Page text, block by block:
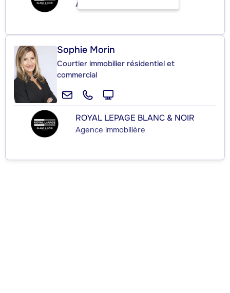
Agence immobilière
Sophie Morin
Courtier immobilier résidentiel et
commercial
ROYAL LEPAGE BLANC & NOIR
Agence immobilière